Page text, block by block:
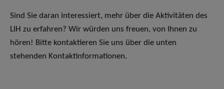
Sind Sie daran interessiert, mehr über die Aktivitäten des
LIH zu erfahren? Wir würden uns freuen, von Ihnen zu
hören! Bitte kontaktieren Sie uns über die unten
stehenden Kontaktinformationen.